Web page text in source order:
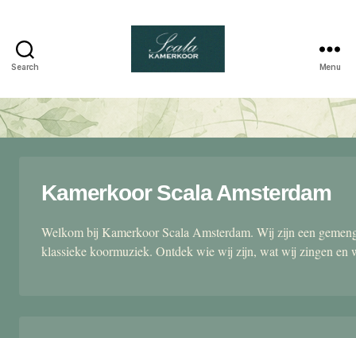
Search
kamerkoor
Menu
Kamerkoor Scala Amsterdam
Welkom bij Kamerkoor Scala Amsterdam. Wij zijn een
klassieke koormuziek. Ontdek wie wij zijn, wat wij zingen en